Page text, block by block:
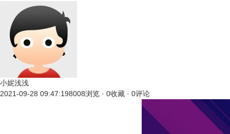
小妮浅浅
2021-09-28 09:47:198008浏览 · 0收藏 · 0评论